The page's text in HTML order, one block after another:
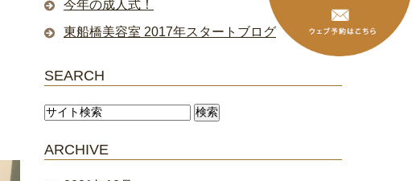
今年の成人式！
東船橋美容室 2017年スタートブログ
SEARCH
ARCHIVE